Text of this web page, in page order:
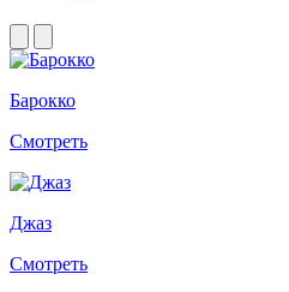
Барокко
Смотреть
Джаз
Смотреть